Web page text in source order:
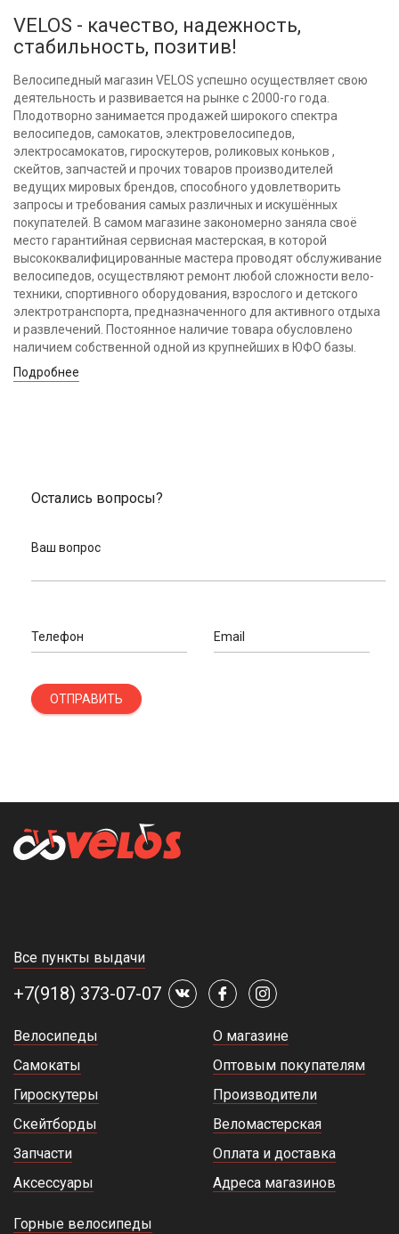
VELOS - качество, надежность,
стабильность, позитив!
Велосипедный магазин VELOS успешно осуществляет свою
деятельность и развивается на рынке с 2000-го года.
Плодотворно занимается продажей широкого спектра
велосипедов, самокатов, электровелосипедов,
электросамокатов, гироскутеров, роликовых коньков ,
скейтов, запчастей и прочих товаров производителей
ведущих мировых брендов, способного удовлетворить
запросы и требования самых различных и искушённых
покупателей. В самом магазине закономерно заняла своё
место гарантийная сервисная мастерская, в которой
высококвалифицированные мастера проводят обслуживание
велосипедов, осуществляют ремонт любой сложности вело-
техники, спортивного оборудования, взрослого и детского
электротранспорта, предназначенного для активного отдыха
и развлечений. Постоянное наличие товара обусловлено
наличием собственной одной из крупнейших в ЮФО базы.
Подробнее
Остались вопросы?
Ваш вопрос
Телефон Email
ОТПРАВИТЬ
Все пункты выдачи
+7(918) 373-07-07
Велосипеды
Самокаты
Гироскутеры
Скейтборды
Запчасти
Аксессуары
О магазине
Оптовым покупателям
Производители
Веломастерская
Оплата и доставка
Адреса магазинов
Горные велосипеды